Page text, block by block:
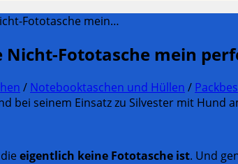
Fototasche mein…
Nicht-Fototasche mein
/ Notebooktaschen und Hüllen /
eigentlich keine Fototasche ist. Und